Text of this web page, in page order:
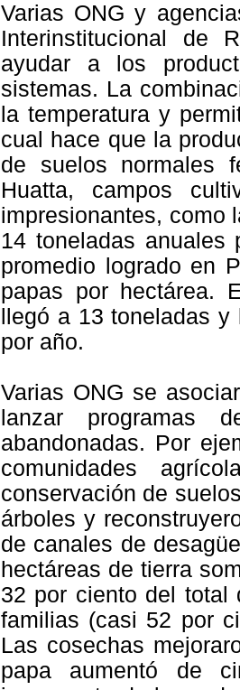
Varias ONG y
Interinstitucional de
ayudar a los
sistemas. La
la temperatura y
cual hace que la
de suelos normales
Huatta, campos
impresionantes, como
14 toneladas anuales
promedio logrado en
papas por hectárea.
llegó a 13 toneladas
por año.
Varias ONG se
lanzar programas
abandonadas. Por
comunidades
conservación de
árboles y
de canales de
hectáreas de tierra
32 por ciento del total
familias (casi 52 por
Las cosechas
papa aumentó de